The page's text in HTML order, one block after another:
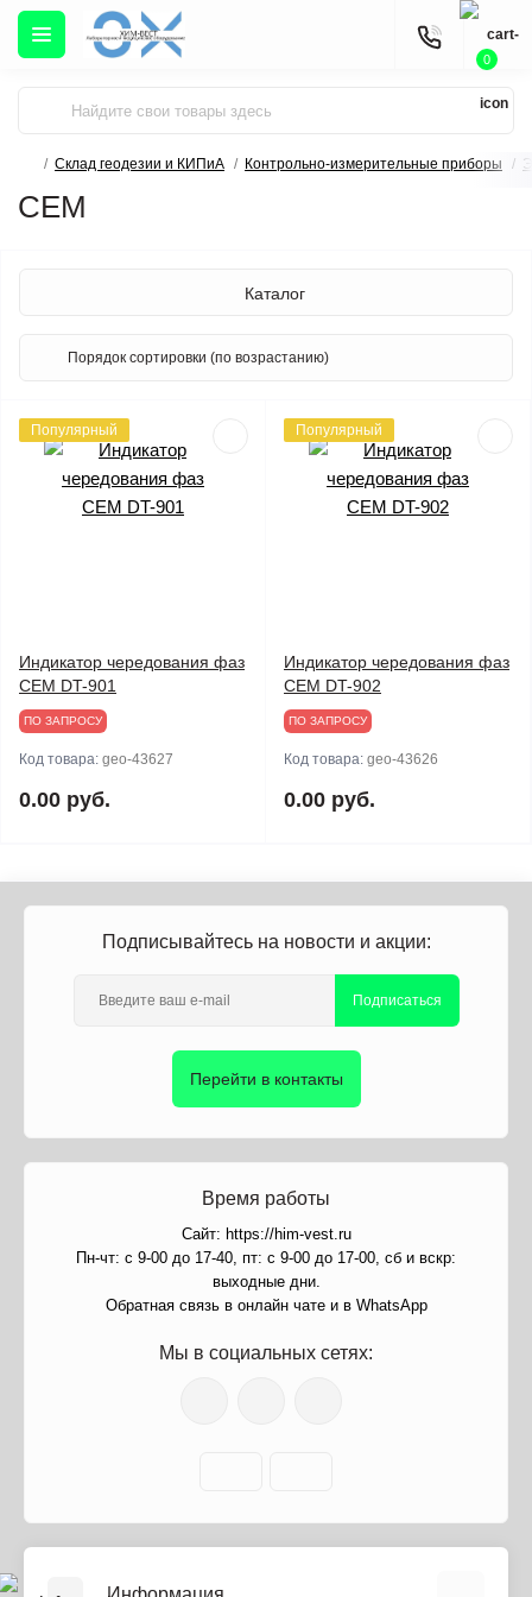
0
Склад геодезии и КИПиА Контрольно-измерительные приборы
CEM
Каталог
Популярный
Индикатор чередования фаз
CEM DT-901
ПО ЗАПРОСУ
Код товара: geo-43627
0.00 руб.
Популярный
Индикатор чередования фаз
CEM DT-902
ПО ЗАПРОСУ
Код товара: geo-43626
0.00 руб.
Подписывайтесь на новости и акции:
Подписаться
Перейти в контакты
Время работы
Сайт: https://him-vest.ru
Пн-чт: с 9-00 до 17-40, пт: с 9-00 до 17-00, сб и вскр:
выходные дни.
Обратная связь в онлайн чате и в WhatsApp
Мы в социальных сетях: